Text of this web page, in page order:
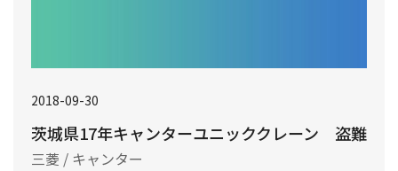
2018-09-30
茨城県17年キャンターユニッククレーン 盗難
三菱 / キャンター